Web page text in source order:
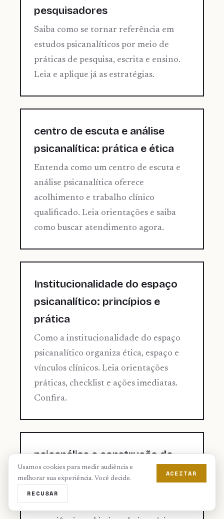
pesquisadores
Saiba como se tornar referência em
estudos psicanalíticos por meio de
práticas de pesquisa, escrita e ensino.
Leia e aplique já as estratégias.
centro de escuta e análise
psicanalítica: prática e ética
Entenda como um centro de escuta e
análise psicanalítica oferece
acolhimento e trabalho clínico
qualificado. Leia orientações e saiba
como buscar atendimento agora.
Institucionalidade do espaço
psicanalítico: princípios e
prática
Como a institucionalidade do espaço
psicanalítico organiza ética, espaço e
vínculos clínicos. Leia orientações
práticas, checklist e ações imediatas.
Confira.
psicanálise e construção do
sentido: teoria e prática clínica
Explore como a psicanálise e
Usamos cookies para medir audiência e
melhorar sua experiência. Você decide.
ACEITAR
RECUSAR